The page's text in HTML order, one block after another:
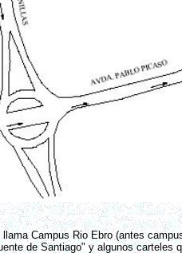
Campus Rio Ebro (antes
de Santiago" y algunos